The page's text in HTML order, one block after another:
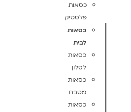
כסאות
פלסטיק
כסאות
לבית
כסאות
לסלון
כסאות
מטבח
כסאות